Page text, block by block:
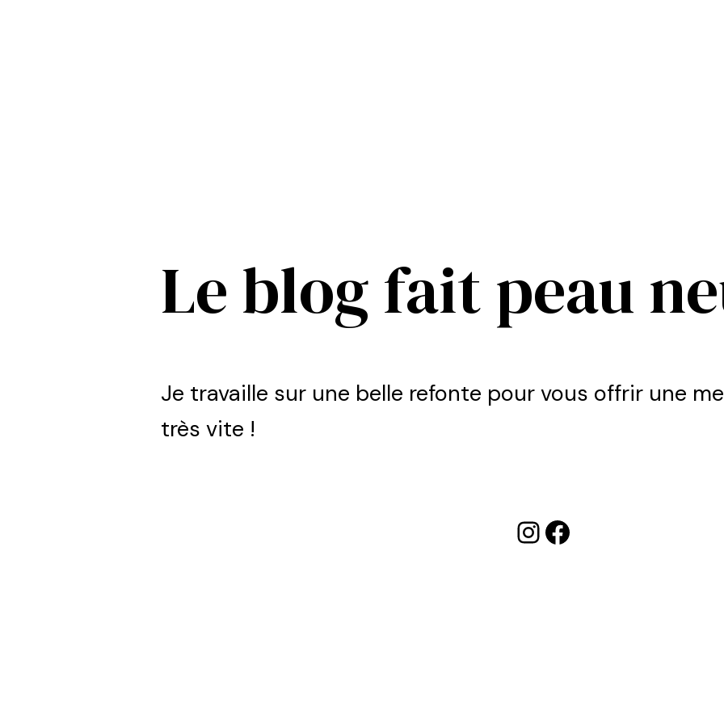
Le blog fait peau
Je travaille sur une belle refonte pour vous offrir une
très vite !
Instagram
Facebook